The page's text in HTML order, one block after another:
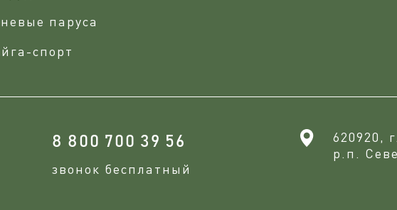
паруса
спорт
8 800 700 39 56
звонок бесплатный
620920,
р.п.